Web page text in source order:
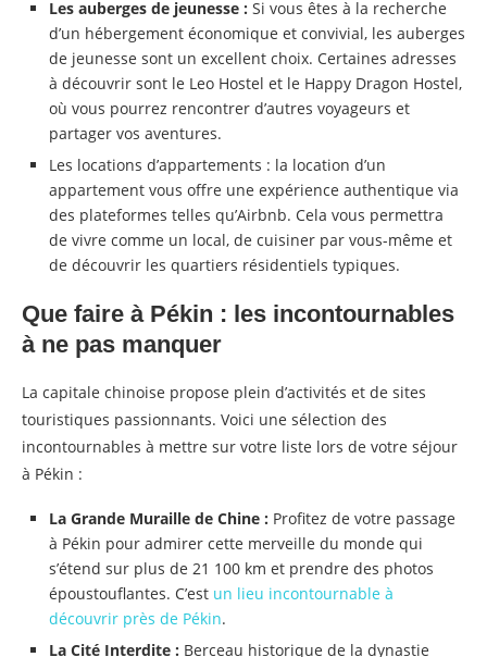
Les auberges de jeunesse : Si vous êtes à la recherche
d’un hébergement économique et convivial, les auberges
de jeunesse sont un excellent choix. Certaines adresses
à découvrir sont le Leo Hostel et le Happy Dragon Hostel,
où vous pourrez rencontrer d’autres voyageurs et
partager vos aventures.
Les locations d’appartements : la location d’un
appartement vous offre une expérience authentique via
des plateformes telles qu’Airbnb. Cela vous permettra
de vivre comme un local, de cuisiner par vous-même et
de découvrir les quartiers résidentiels typiques.
Que faire à Pékin : les incontournables
à ne pas manquer
La capitale chinoise propose plein d’activités et de sites
touristiques passionnants. Voici une sélection des
incontournables à mettre sur votre liste lors de votre séjour
à Pékin :
La Grande Muraille de Chine : Profitez de votre passage
à Pékin pour admirer cette merveille du monde qui
s’étend sur plus de 21 100 km et prendre des photos
époustouflantes. C’est un lieu incontournable à
découvrir près de Pékin.
La Cité Interdite : Berceau historique de la dynastie